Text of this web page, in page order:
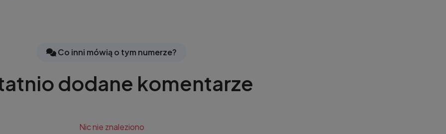
Co inni mówią o tym numerze?
dodane komentarze
Nic nie znaleziono